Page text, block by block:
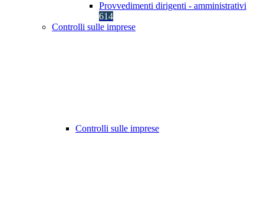
Provvedimenti dirigenti - amministrativi
614
Controlli sulle imprese
Controlli sulle imprese